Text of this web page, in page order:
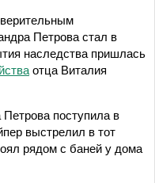
Петрова стал в
наследства пришлась
отца Виталия
поступила в
выстрелил в тот
рядом с баней у дома